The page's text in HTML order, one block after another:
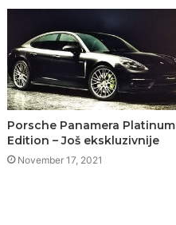
Porsche Panamera Platinum
Edition – Još ekskluzivnije
November 17, 2021